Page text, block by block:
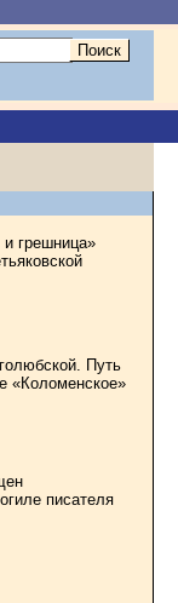
грешница»
Путь
«Коломенское»
писателя